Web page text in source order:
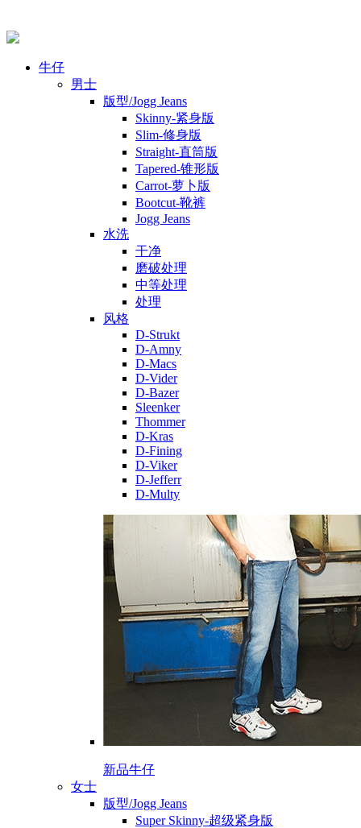
牛仔
男士
版型/Jogg Jeans
Skinny-紧身版
Slim-修身版
Straight-直筒版
Tapered-锥形版
Carrot-萝卜版
Bootcut-靴裤
Jogg Jeans
水洗
干净
磨破处理
中等处理
处理
风格
D-Strukt
D-Amny
D-Macs
D-Vider
D-Bazer
Sleenker
Thommer
D-Kras
D-Fining
D-Viker
D-Jefferr
D-Multy
新品牛仔
女士
版型/Jogg Jeans
Super Skinny-超级紧身版